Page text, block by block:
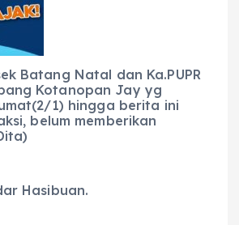
Batang Natal dan Ka.PUPR
Kotanopan Jay yg
1) hingga berita ini
belum memberikan
Hasibuan.